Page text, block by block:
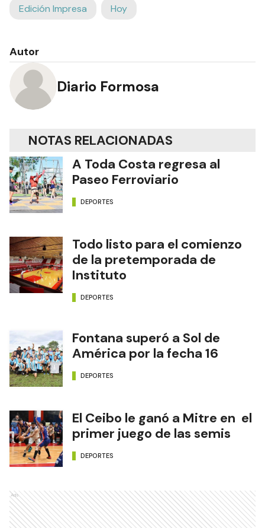
Edición Impresa Hoy
Autor
Diario Formosa
NOTAS RELACIONADAS
A Toda Costa regresa al
Paseo Ferroviario
DEPORTES
Todo listo para el comienzo
de la pretemporada de
Instituto
DEPORTES
Fontana superó a Sol de
América por la fecha 16
DEPORTES
El Ceibo le ganó a Mitre en el
primer juego de las semis
DEPORTES
Ads